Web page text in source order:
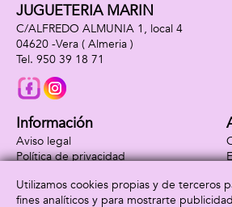
JUGUETERIA MARIN
C/ALFREDO ALMUNIA 1, local 4
04620 -Vera ( Almeria )
950 39 18 71
Información
Aviso legal
Política de privacidad
Formas de pago
Utilizamos cookies propias y de terceros
fines analíticos y para mostrarte publicidad